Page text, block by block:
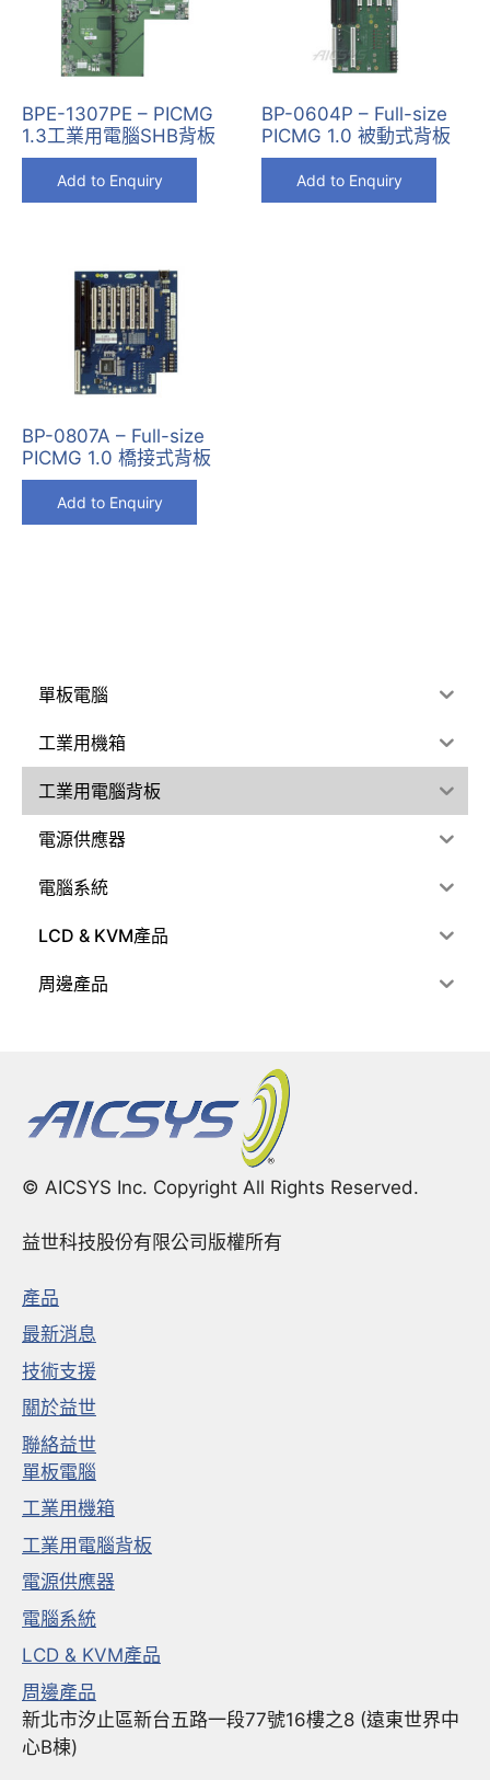
BPE-1307PE – PICMG
1.3工業用電腦SHB背板
Add to Enquiry
BP-0604P – Full-size
PICMG 1.0 被動式背板
Add to Enquiry
BP-0807A – Full-size
PICMG 1.0 橋接式背板
Add to Enquiry
單板電腦
工業用機箱
工業用電腦背板
電源供應器
電腦系統
LCD & KVM產品
周邊產品
© AICSYS Inc. Copyright All Rights Reserved.
益世科技股份有限公司版權所有
產品
最新消息
技術支援
關於益世
聯絡益世
單板電腦
工業用機箱
工業用電腦背板
電源供應器
電腦系統
LCD & KVM產品
周邊產品
新北市汐止區新台五路一段77號16樓之8 (遠東世界中
心B棟)